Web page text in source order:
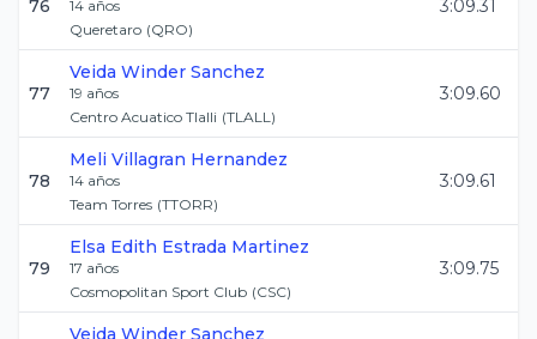
76 14 años
Queretaro (QRO)
3:09.31
77
Veida Winder Sanchez
19 años
Centro Acuatico Tlalli (TLALL)
3:09.60
78
Meli Villagran Hernandez
14 años
Team Torres (TTORR)
3:09.61
79
Elsa Edith Estrada Martinez
17 años
Cosmopolitan Sport Club (CSC)
3:09.75
Veida Winder Sanchez